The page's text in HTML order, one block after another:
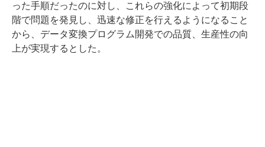
った手順だったのに対し、これらの強化によって初期段
階で問題を発見し、迅速な修正を行えるようになること
から、データ変換プログラム開発での品質、生産性の向
上が実現するとした。